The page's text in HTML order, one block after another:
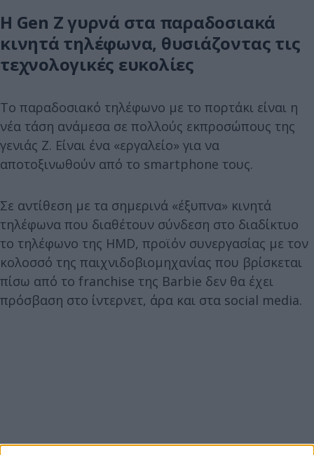
H Gen Z γυρνά στα παραδοσιακά
κινητά τηλέφωνα, θυσιάζοντας τις
τεχνολογικές ευκολίες
Το παραδοσιακό τηλέφωνο με το πορτάκι είναι η
νέα τάση ανάμεσα σε πολλούς εκπροσώπους της
γενιάς Ζ. Είναι ένα «εργαλείο» για να
αποτοξινωθούν από το smartphone τους.
Σε αντίθεση με τα σημερινά «έξυπνα» κινητά
τηλέφωνα που διαθέτουν σύνδεση στο διαδίκτυο
το τηλέφωνο της HMD, προϊόν συνεργασίας με τον
κολοσσό της παιχνιδοβιομηχανίας που βρίσκεται
πίσω από το franchise της Barbie δεν θα έχει
πρόσβαση στο ίντερνετ, άρα και στα social media.